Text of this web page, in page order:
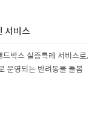
서비스
박스 실증특례 서비스로,
운영되는 반려동물 돌봄